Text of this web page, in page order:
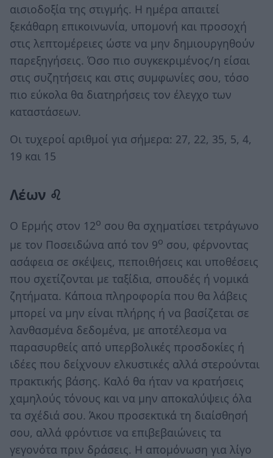
αισιοδοξία της στιγμής. Η ημέρα απαιτεί
ξεκάθαρη επικοινωνία, υπομονή και προσοχή
στις λεπτομέρειες ώστε να μην δημιουργηθούν
παρεξηγήσεις. Όσο πιο συγκεκριμένος/η είσαι
στις συζητήσεις και στις συμφωνίες σου, τόσο
πιο εύκολα θα διατηρήσεις τον έλεγχο των
καταστάσεων.
Οι τυχεροί αριθμοί για σήμερα: 27, 22, 35, 5, 4,
19 και 15
Λέων ♌
Ο Ερμής στον 12ο σου θα σχηματίσει τετράγωνο
με τον Ποσειδώνα από τον 9ο σου, φέρνοντας
ασάφεια σε σκέψεις, πεποιθήσεις και υποθέσεις
που σχετίζονται με ταξίδια, σπουδές ή νομικά
ζητήματα. Κάποια πληροφορία που θα λάβεις
μπορεί να μην είναι πλήρης ή να βασίζεται σε
λανθασμένα δεδομένα, με αποτέλεσμα να
παρασυρθείς από υπερβολικές προσδοκίες ή
ιδέες που δείχνουν ελκυστικές αλλά στερούνται
πρακτικής βάσης. Καλό θα ήταν να κρατήσεις
χαμηλούς τόνους και να μην αποκαλύψεις όλα
τα σχέδιά σου. Άκου προσεκτικά τη διαίσθησή
σου, αλλά φρόντισε να επιβεβαιώνεις τα
γεγονότα πριν δράσεις. Η απομόνωση για λίγο